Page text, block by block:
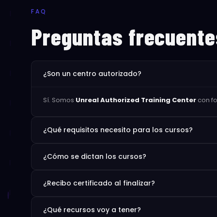
FAQ
Preguntas
¿Son un centro autorizado?
Sí. Somos Unreal Authorized Training Center con
¿Qué requisitos necesito para los cursos?
Engine; tener nociones de modelado 3D o narrativa
¿Cómo se dictan los cursos?
nuestra plataforma.
¿Recibo certificado al finalizar?
Unreal Engine y el equipo docente.
¿Qué recursos voy a tener?